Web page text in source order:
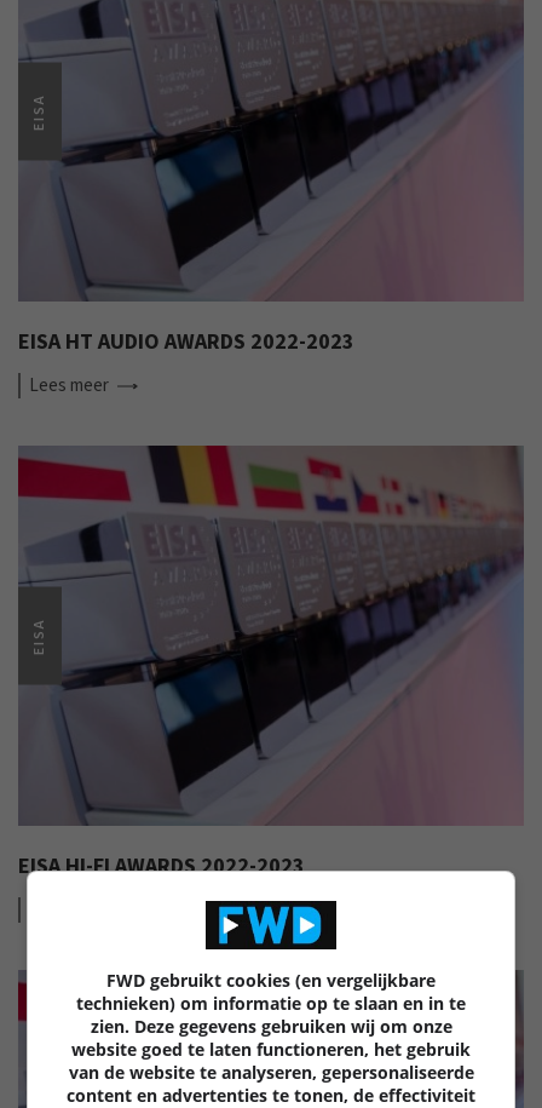
EISA
EISA HT AUDIO AWARDS 2022-2023
Lees meer
EISA
EISA HI-FI AWARDS 2022-2023
FWD gebruikt cookies (en vergelijkbare
technieken) om informatie op te slaan en in te
zien. Deze gegevens gebruiken wij om onze
website goed te laten functioneren, het gebruik
van de website te analyseren, gepersonaliseerde
content en advertenties te tonen, de effectiviteit